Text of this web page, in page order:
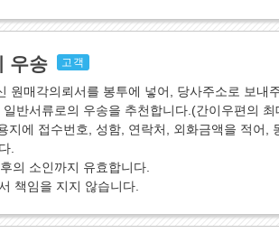
우송 고객
원매각의뢰서를 봉투에 넣어, 당사주소로 보내
반서류로의 우송을 추천합니다.(간이우편의
에 접수번호, 성함, 연락처, 외화금액을 적어,
.
의 소인까지 유효합니다.
책임을 지지 않습니다.